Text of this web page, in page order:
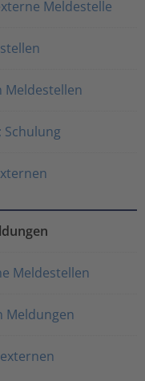
Meldestelle
Meldestellen
Schulung
Meldestellen
Meldungen